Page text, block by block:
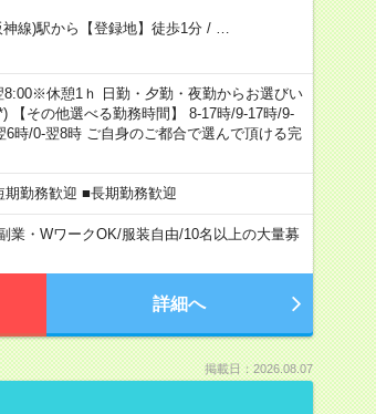
神線)駅から【登録地】徒歩1分/
休憩1ｈ 日勤・夕勤・夜勤からお選びい
【その他選べる勤務時間】 8-17時/9-17時/9-
時/0-翌8時 ご自身のご都合で選んで頂ける完
勤務歓迎 ■長期勤務歓迎
業・WワークOK/服装自由/10名以上の大量募
詳細へ
掲載日：2026.08.07